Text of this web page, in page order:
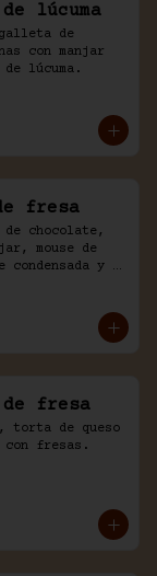
lúcuma
de
con manjar
de lúcuma.
fresa
de chocolate,
mouse de
condensada y
de fresa
torta de queso
con fresas.